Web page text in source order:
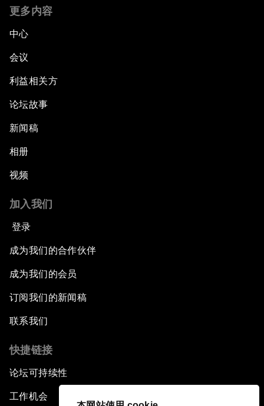
更多内容
中心
会议
利益相关方
论坛故事
新闻稿
相册
视频
加入我们
登录
成为我们的合作伙伴
成为我们的会员
订阅我们的新闻稿
联系我们
快捷链接
论坛可持续性
工作机会